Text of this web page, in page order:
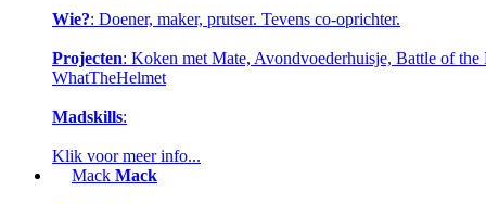
Wie?: Doener, maker, prutser. Tevens co-oprichter.
Projecten: Koken met Mate, Avondvoederhuisje, Battle of
WhatTheHelmet
Madskills:
Klik voor meer info...
Mack Mack